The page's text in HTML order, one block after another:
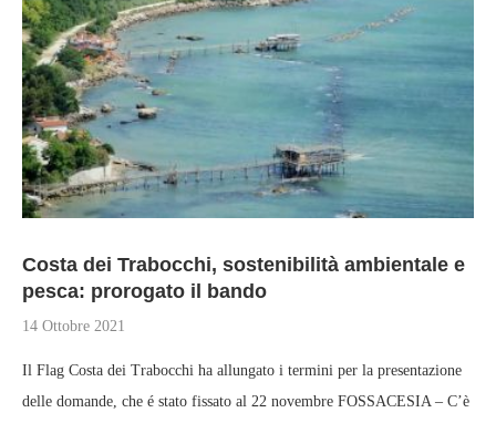
Costa dei Trabocchi, sostenibilità ambientale e
pesca: prorogato il bando
14 Ottobre 2021
Il Flag Costa dei Trabocchi ha allungato i termini per la presentazione
delle domande, che é stato fissato al 22 novembre FOSSACESIA – C’è